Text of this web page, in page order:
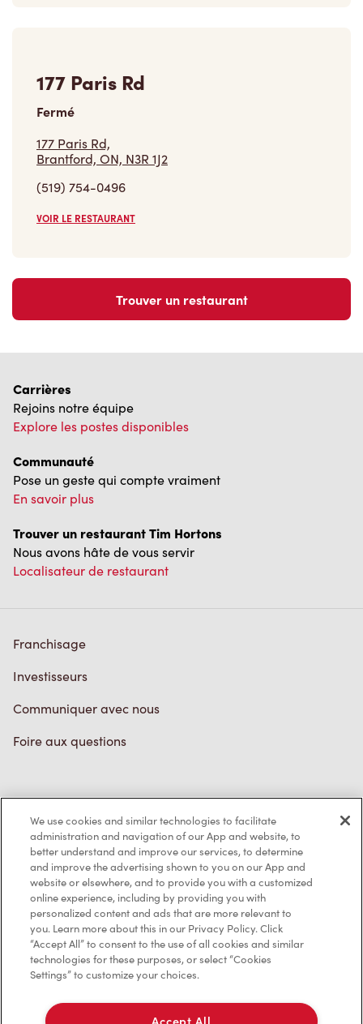
177 Paris Rd
Fermé
177 Paris Rd,
Brantford, ON, N3R 1J2
(519) 754-0496
VOIR LE RESTAURANT
Trouver un restaurant
Carrières
Rejoins notre équipe
Explore les postes disponibles
Communauté
Pose un geste qui compte vraiment
En savoir plus
Trouver un restaurant Tim Hortons
Nous avons hâte de vous servir
Localisateur de restaurant
Franchisage
Investisseurs
Communiquer avec nous
Foire aux questions
Politique de confidentialité
Conditions de service
Marques de commerce
Accessibilité
Diagnostic
Contactez-nous
We use cookies and similar technologies to facilitate
administration and navigation of our App and website, to
better understand and improve our services, to determine
and improve the advertising shown to you on our App and
website or elsewhere, and to provide you with a customized
online experience, including by providing you with
personalized content and ads that are more relevant to
you. Learn more about this in our Privacy Policy. Click
“Accept All” to consent to the use of all cookies and similar
technologies for these purposes, or select “Cookies
Settings” to customize your choices.
Accept All